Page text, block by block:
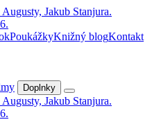
PoukážkyKnižný blogKontakt
Doplnky